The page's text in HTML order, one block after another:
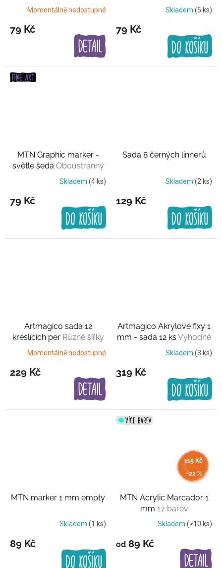
Momentálně nedostupné
79 Kč
Skladem (5 ks)
79 Kč
MTN Graphic marker -
světle šedá Oboustranný
Skladem (4 ks)
79 Kč
Sada 8 černých linnerů
Skladem (2 ks)
129 Kč
Artmagico sada 12
kreslících per Různé šířky
Momentálně nedostupné
229 Kč
Artmagico Akrylové fixy 1
mm - sada 12 ks Výhodné
baleníSkladem (3 ks)
319 Kč
MTN marker 1 mm empty
Skladem (1 ks)
89 Kč
115 Kč
–22 %
MTN Acrylic Marcador 1
mm 17 barev
Skladem (>10 ks)
od 89 Kč